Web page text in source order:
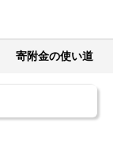
寄附金の使い道